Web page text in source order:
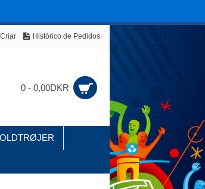
Criar Histórico de Pedidos
0 - 0,00DKR